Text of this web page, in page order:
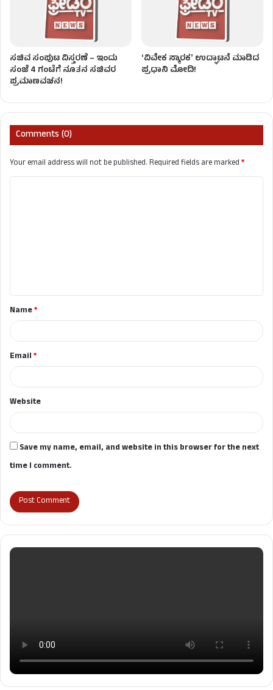
ಸಚಿವ ಸಂಪುಟ ವಿಸ್ತರಣೆ – ಇಂದು
ಸಂಜೆ 4 ಗಂಟೆಗೆ ನೂತನ ಸಚಿವರ
ಪ್ರಮಾಣವಚನ!
ʻವಿವೇಕ ಸ್ಮಾರಕʼ ಉದ್ಘಾಟನೆ ಮಾಡಿದ
ಪ್ರಧಾನಿ ಮೋದಿ!
Comments (0)
Your email address will not be published.Required fields are marked*
t
*Name*
Email*
Website
Save my name, email, and website in this browser for the next
time I comment.